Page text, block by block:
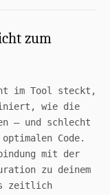
zum
im Tool steckt,
wie die
— und schlecht
Code.
mit der
zu deinem
zeitlich